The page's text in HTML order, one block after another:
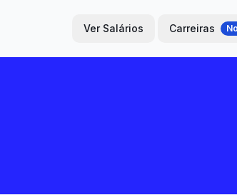
Ver Salários Carreiras